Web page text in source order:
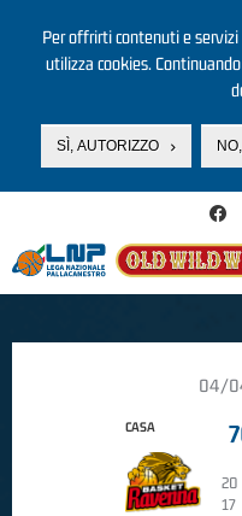
Per offrirti contenuti e
utilizza cookies.
SÌ, AUTORIZZO
04/
CASA
20
17